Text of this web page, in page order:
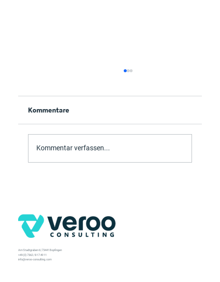
Kommentare
Kommentar verfassen...
Am Stadtgraben 6 | 73441 Bopfingen
+49 (0) 7362 / 8 17 49 11
info@veroo-consulting.com